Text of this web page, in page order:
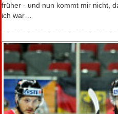
früher - und nun kommt mir nicht,
ich war…